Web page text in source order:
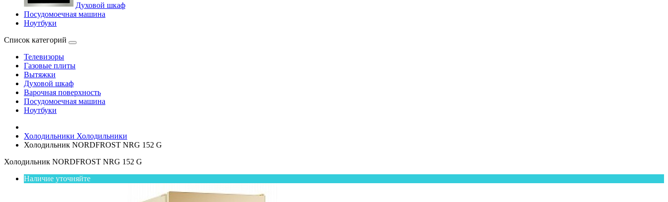
Духовой шкаф
Посудомоечная машина
Ноутбуки
Список категорий
Телевизоры
Газовые плиты
Вытяжки
Духовой шкаф
Варочная поверхность
Посудомоечная машина
Ноутбуки
Холодильники Холодильники
Холодильник NORDFROST NRG 152 G
Холодильник NORDFROST NRG 152 G
Наличие уточняйте